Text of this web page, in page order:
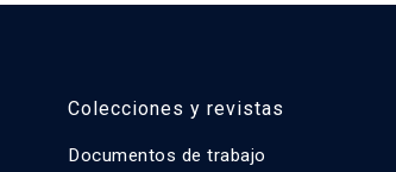
Colecciones y revistas
Documentos de trabajo